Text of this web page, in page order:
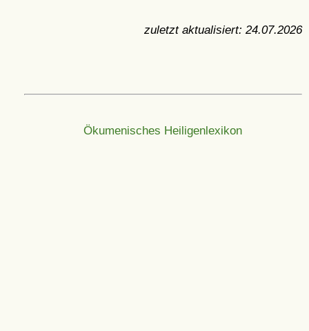
zuletzt aktualisiert: 24.07.2026
Ökumenisches Heiligenlexikon